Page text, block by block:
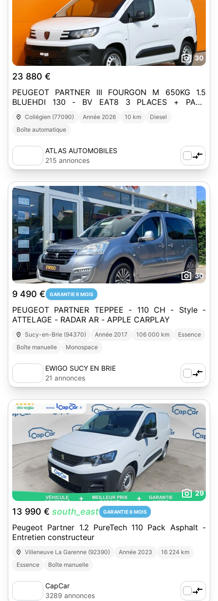
30
23 880 €
PEUGEOT PARTNER III FOURGON M 650KG 1.5
BLUEHDI 130 - BV EAT8 3 PLACES + PACK
CAMERA
Collégien (77090) Année 2026 10 km
Diesel
Boîte automatique
ATLAS AUTOMOBILES
215 annonces
30
9 490 € GARANTIE 6 MOIS
PEUGEOT PARTNER TEPPEE - 110 CH - Style -
ATTELAGE - RADAR AR - APPLE CARPLAY
Sucy-en-Brie (94370) Année 2017 106 000 km
Essence
Boîte manuelle
Monospace
EWIGO SUCY EN BRIE
21 annonces
29
13 990 € south_east GARANTIE 6 MOIS
Peugeot Partner 1.2 PureTech 110 Pack Asphalt -
Entretien constructeur
Villeneuve La Garenne (92390) Année 2023
16 224 km
Essence
Boîte manuelle
CapCar
3289 annonces